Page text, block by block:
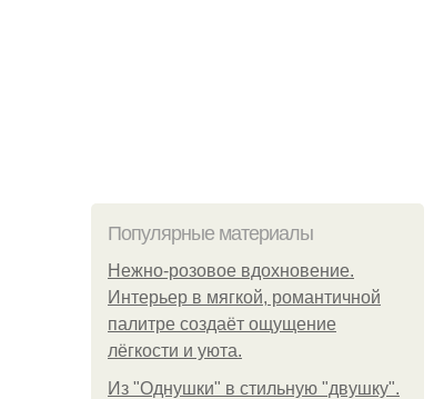
Популярные материалы
Нежно-розовое вдохновение.
Интерьер в мягкой, романтичной
палитре создаёт ощущение
лёгкости и уюта.
Из "Однушки" в стильную "двушку".